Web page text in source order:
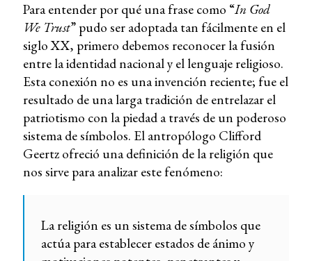
Para entender por qué una frase como “In God
We Trust” pudo ser adoptada tan fácilmente en el
siglo XX, primero debemos reconocer la fusión
entre la identidad nacional y el lenguaje religioso.
Esta conexión no es una invención reciente; fue el
resultado de una larga tradición de entrelazar el
patriotismo con la piedad a través de un poderoso
sistema de símbolos. El antropólogo Clifford
Geertz ofreció una definición de la religión que
nos sirve para analizar este fenómeno:
La religión es un sistema de símbolos que
actúa para establecer estados de ánimo y